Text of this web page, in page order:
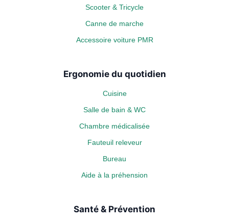
Scooter & Tricycle
Canne de marche
Accessoire voiture PMR
Ergonomie du quotidien
Cuisine
Salle de bain & WC
Chambre médicalisée
Fauteuil releveur
Bureau
Aide à la préhension
Santé & Prévention